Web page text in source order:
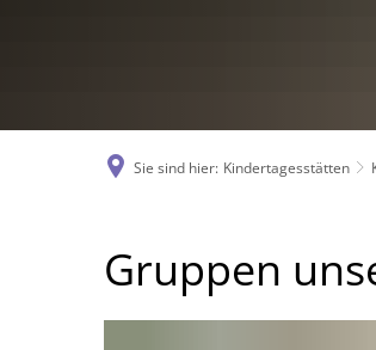
Sie sind hier: Kindertagesstätten
GruppenGruppen